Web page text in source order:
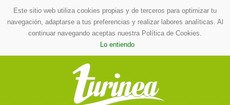
Este sitio web utiliza cookies propias y de terceros para optimizar tu
navegación, adaptarse a tus preferencias y realizar labores analíticas. Al
continuar navegando aceptas nuestra Política de Cookies.
Lo entiendo